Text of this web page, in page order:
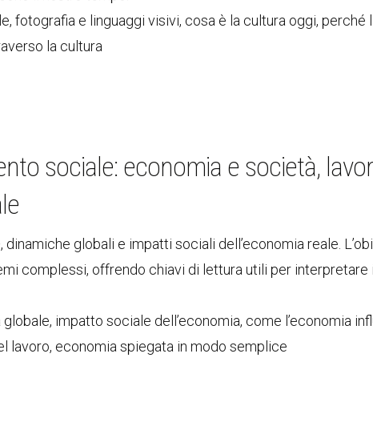
fotografia e linguaggi visivi, cosa è la cultura oggi, perché
la cultura
sociale: economia e società,
globali e impatti sociali dell’economia reale.
complessi, offrendo chiavi di lettura utili per interpretare
impatto sociale dell’economia, come l’economia
lavoro, economia spiegata in modo semplice